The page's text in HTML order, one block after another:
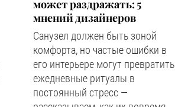
может раздражать: 5
мнений дизайнеров
Санузел должен быть зоной
комфорта, но частые ошибки в
его интерьере могут превратить
ежедневные ритуалы в
постоянный стресс —